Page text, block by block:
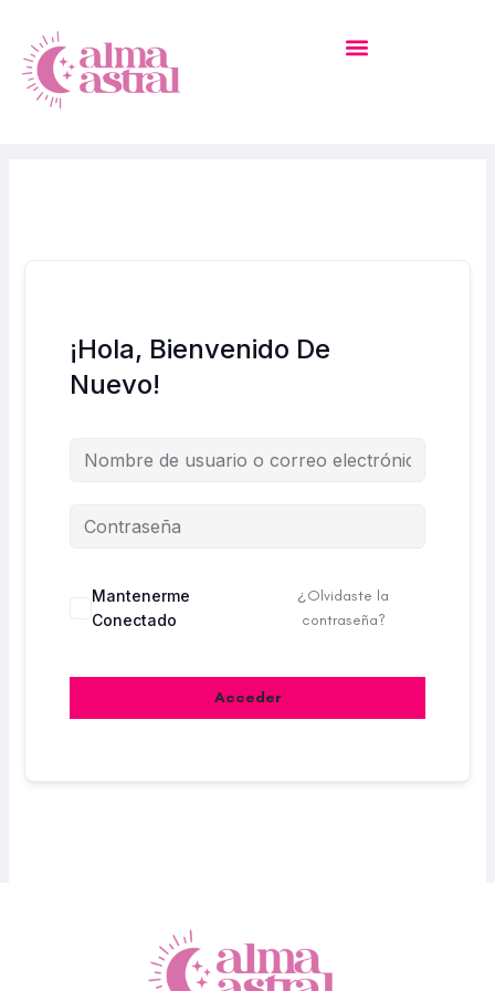
Contenido
¡Hola, Bienvenido De
Nuevo!
Mantenerme
Conectado
¿Olvidaste la
contraseña?
Acceder